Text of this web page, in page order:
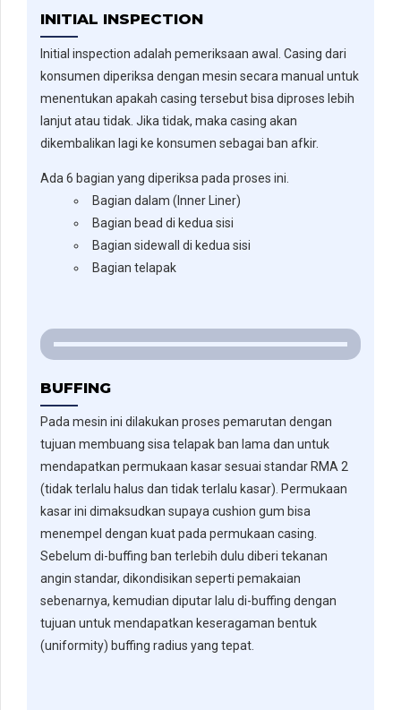
INITIAL INSPECTION
Initial inspection adalah pemeriksaan awal. Casing dari
konsumen diperiksa dengan mesin secara manual untuk
menentukan apakah casing tersebut bisa diproses lebih
lanjut atau tidak. Jika tidak, maka casing akan
dikembalikan lagi ke konsumen sebagai ban afkir.
Ada 6 bagian yang diperiksa pada proses ini.
Bagian dalam (Inner Liner)
Bagian bead di kedua sisi
Bagian sidewall di kedua sisi
Bagian telapak
BUFFING
Pada mesin ini dilakukan proses pemarutan dengan
tujuan membuang sisa telapak ban lama dan untuk
mendapatkan permukaan kasar sesuai standar RMA 2
(tidak terlalu halus dan tidak terlalu kasar). Permukaan
kasar ini dimaksudkan supaya cushion gum bisa
menempel dengan kuat pada permukaan casing.
Sebelum di-buffing ban terlebih dulu diberi tekanan
angin standar, dikondisikan seperti pemakaian
sebenarnya, kemudian diputar lalu di-buffing dengan
tujuan untuk mendapatkan keseragaman bentuk
(uniformity) buffing radius yang tepat.